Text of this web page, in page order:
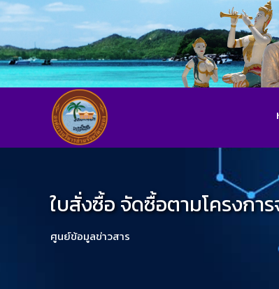
ใบสั่งซื้อ จัดซื้อตามโครงกา
ศูนย์ข้อมูลข่าวสาร